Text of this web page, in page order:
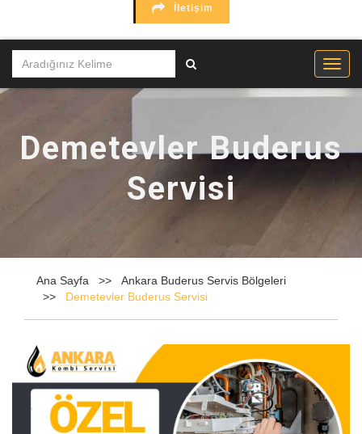
İletişim
Demetevler Buderus
Servisi
Ana Sayfa
Ankara Buderus Servis Bölgeleri
Demetevler Buderus Servisi